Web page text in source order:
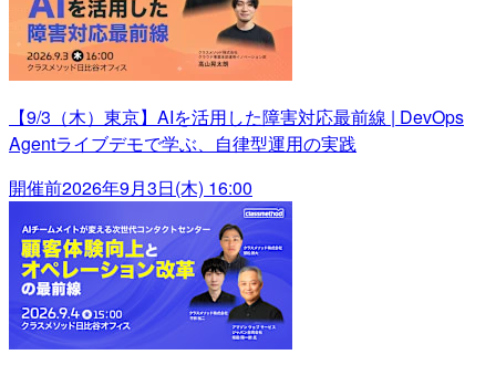
【9/3（木）東京】AIを活用した障害対応最前線 | DevOps
Agentライブデモで学ぶ、自律型運用の実践
開催前2026年9月3日(木) 16:00